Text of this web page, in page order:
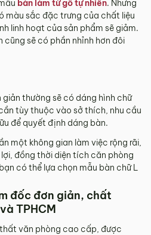
bàn làm từ gỗ tự nhiên. Nhưng
màu sắc đặc trưng của chất liệu
linh hoạt của sản phẩm sẽ giảm.
cũng sẽ có phần nhỉnh hơn đôi
thường sẽ có dáng hình chữ
tùy thuộc vào sở thích, nhu cầu
để quyết định dáng bàn.
một không gian làm việc rộng rãi,
đồng thời diện tích căn phòng
có thể lựa chọn mẫu bàn chữ L
đốc đơn giản, chất
TPHCM
văn phòng cao cấp, được